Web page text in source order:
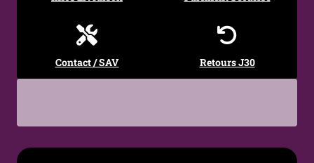
Largeur de
ceinture
Longueurs
102 cm, 112 cm, 122 cm, 132
Contact / SAV Retours J30